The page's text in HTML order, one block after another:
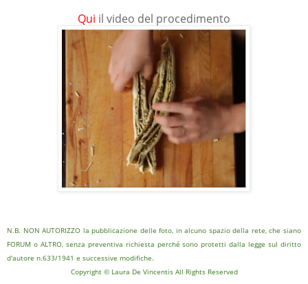
Qui il video del procedimento
N.B. NON AUTORIZZO la pubblicazione delle foto, in alcuno spazio della rete, che siano
FORUM o ALTRO, senza preventiva richiesta perché sono protetti dalla legge sul diritto
d'autore n.633/1941 e successive modifiche.
Copyright © Laura De Vincentis All Rights Reserved